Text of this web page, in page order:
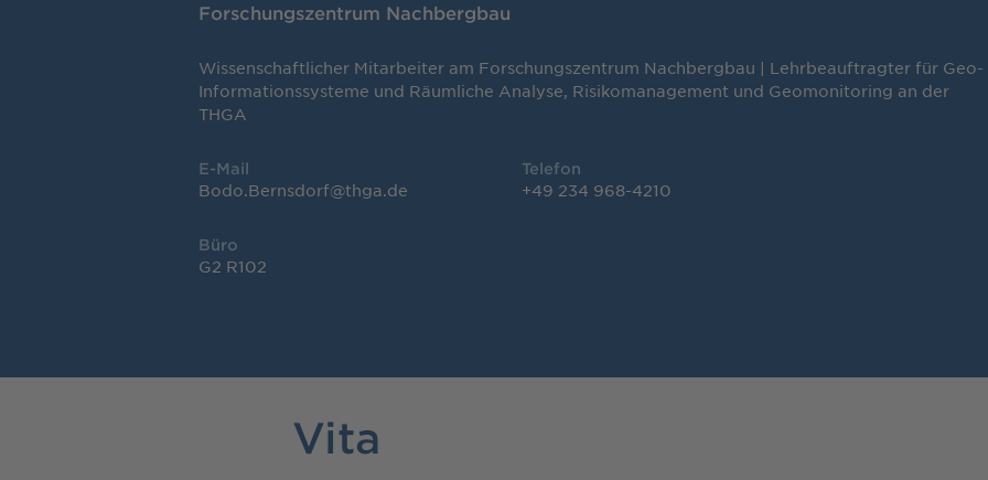
Forschungszentrum Nachbergbau
Wissenschaftlicher Mitarbeiter am Forschungszentrum Nachbergbau | Lehrbeauftragter für Geo-
Informationssysteme und Räumliche Analyse, Risikomanagement und Geomonitoring an der
THGA
E-Mail
Bodo.Bernsdorf@thga.de
Telefon
+49 234 968-4210
Büro
G2 R102
Vita